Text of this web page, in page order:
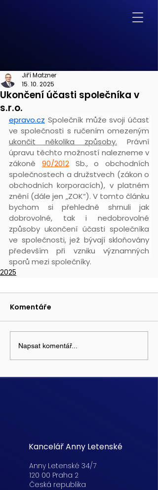
Ukončení účasti společníka v
s.r.o.
Jiří Matzner
15. 10. 2025
epravo.cz Společník může svoji účast
ukončit několika způsoby. Právní
úpravu těchto možností nalezneme v
zákoně 90/2012 Sb., o obchodních
společnostech a družstvech (zákon o
obchodních korporacích), v platném
znění (dále jen „ZOK“). V tomto článku
bychom si přehledně shrnuli jak
dobrovolné, tak i nedobrovolné
způsoby ukončení účasti společníka
ve společnosti, jež bývají skloňovány
především při vzniku významných
sporů mezi společníky.
2025
Komentáře
Napsat komentář...
Kancelář Anny Letenské
Anny Letenské 34/7
120 00 Praha 2
Česká republika